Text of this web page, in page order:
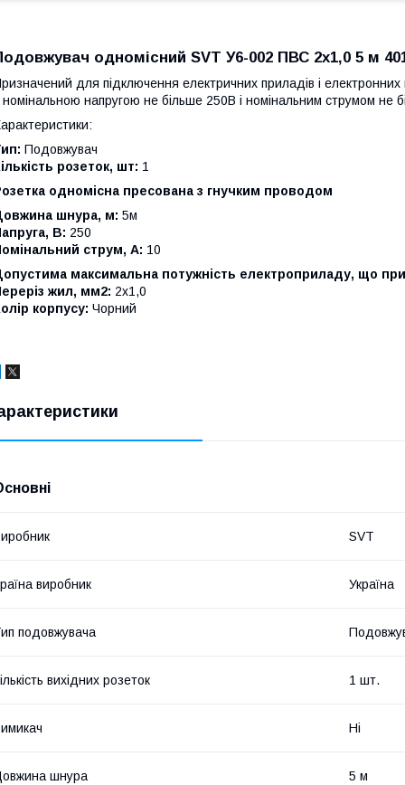
одномісний SVT У6-002 ПВС 2х1,0 5 м
для підключення електричних приладів і електронних
номінальною напругою не більше 250В і номінальним струмом не
Подовжувач
розеток, шт: 1
одномісна пресована з гнучким проводом
шнура, м: 5м
В: 250
струм, А: 10
максимальна потужність електроприладу, що
жил, мм2: 2х1,0
корпусу: Чорний
SVT
виробник Україна
подовжувача
вихідних розеток 1 шт.
Ні
шнура 5 м